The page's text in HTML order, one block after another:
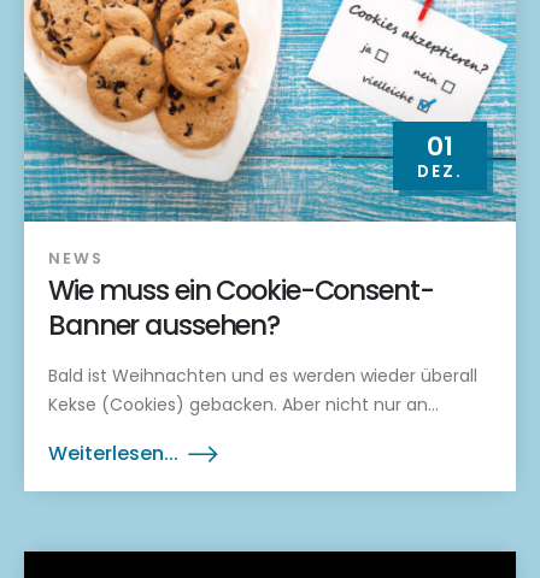
01
DEZ.
NEWS
Wie muss ein Cookie-Consent-
Banner aussehen?
Bald ist Weihnachten und es werden wieder überall
Kekse (Cookies) gebacken. Aber nicht nur an...
Weiterlesen...